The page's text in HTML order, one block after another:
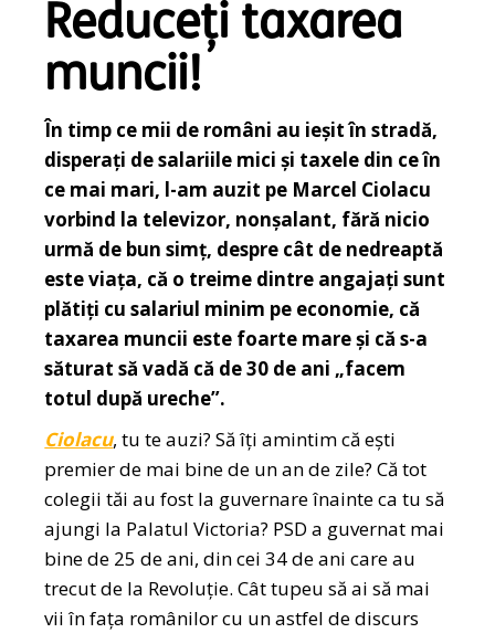
Reduceți taxarea
muncii!
În timp ce mii de români au ieșit în stradă,
disperați de salariile mici și taxele din ce în
ce mai mari, l-am auzit pe Marcel Ciolacu
vorbind la televizor, nonșalant, fără nicio
urmă de bun simț, despre cât de nedreaptă
este viața, că o treime dintre angajați sunt
plătiți cu salariul minim pe economie, că
taxarea muncii este foarte mare și că s-a
săturat să vadă că de 30 de ani „facem
totul după ureche”.
Ciolacu, tu te auzi? Să îți amintim că ești
premier de mai bine de un an de zile? Că tot
colegii tăi au fost la guvernare înainte ca tu să
ajungi la Palatul Victoria? PSD a guvernat mai
bine de 25 de ani, din cei 34 de ani care au
trecut de la Revoluție. Cât tupeu să ai să mai
vii în fața românilor cu un astfel de discurs